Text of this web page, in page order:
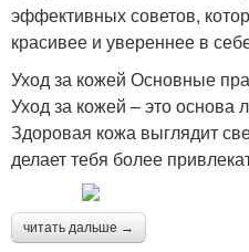
эффективных советов,
красивее и увереннее в
Уход за кожей Основные
Уход за кожей – это
Здоровая кожа выглядит
делает тебя более
читать дальше →